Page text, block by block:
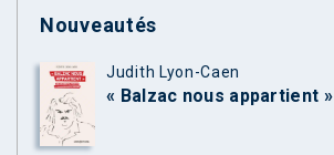
Nouveautés
Judith Lyon-Caen
« Balzac nous appartient »